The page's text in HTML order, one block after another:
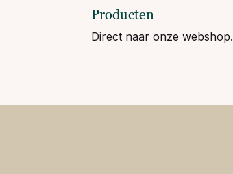
Producten
Direct naar onze webshop.